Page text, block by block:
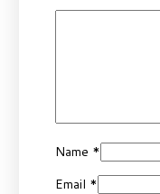
Name *
Email *